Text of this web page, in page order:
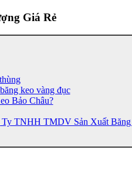
Giá Rẻ
keo vàng đục
Bảo Châu?
Ty TNHH TMDV Sản Xuất